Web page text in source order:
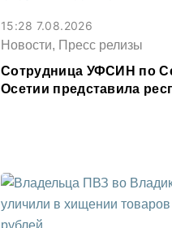
15:28 7.08.2026
Новости, Пресс релизы
Сотрудница УФСИН по
Осетии представила